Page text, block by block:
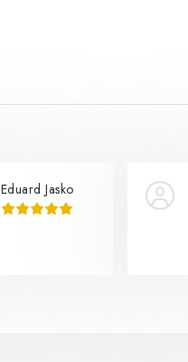
Eduard Jasko